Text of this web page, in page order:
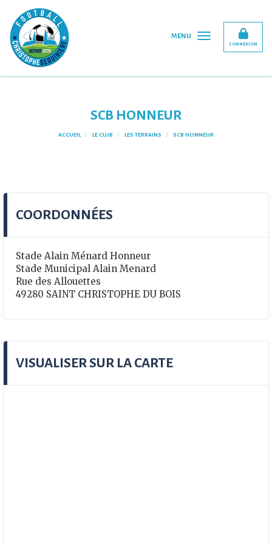
CONNEXION
MENU
SCB HONNEUR
ACCUEIL LE CLUB LES TERRAINS SCB HONNEUR
COORDONNÉES
Stade Alain Ménard Honneur
Stade Municipal Alain Menard
Rue des Allouettes
49280 SAINT CHRISTOPHE DU BOIS
VISUALISER SUR LA CARTE
Panneau de gestion des cookies